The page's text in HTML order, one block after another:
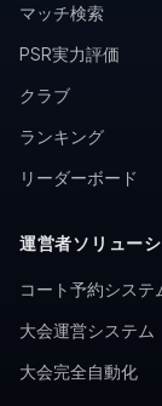
マッチ検索
PSR実力評価
クラブ
ランキング
リーダーボード
運営者ソリュー
コート予約システ
大会運営システム
大会完全自動化